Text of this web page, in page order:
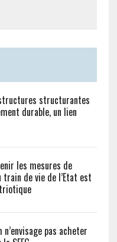
structurantes
durable, un lien
les mesures de
de vie de l’Etat est
n’envisage pas acheter